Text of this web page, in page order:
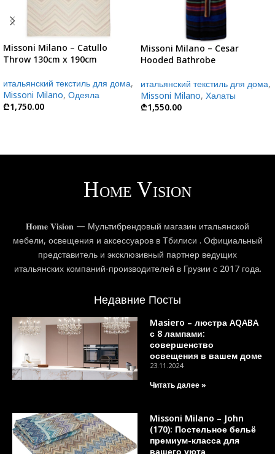
Missoni Milano – Catullo
Throw 130cm x 190cm
итальянский текстиль для дома,
Missoni Milano, Одеяла
₾1,750.00
Missoni Milano – Cesar
Hooded Bathrobe
итальянский текстиль для дома,
Missoni Milano, Халаты
₾1,550.00
𝐇𝐨𝐦𝐞 𝐕𝐢𝐬𝐢𝐨𝐧 — Мультибрендовый магазин итальянской
мебели, освещения и аксессуаров в Тбилиси . Официальный
представитель и эксклюзивный партнер ведущих
итальянских компаний-производителей в Грузии с 2017 года.
Недавние Посты
Masiero – люстра AQABA
с 8 лампами:
совершенство
освещения в вашем доме
23.11.2024
Читать далее »
Missoni Milano – John
(170): Постельное бельё
премиум-класса для
вашего уюта